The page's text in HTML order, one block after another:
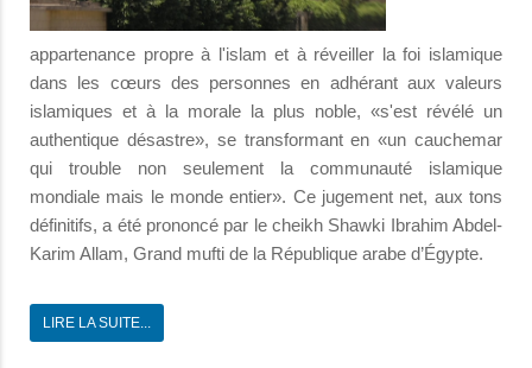
appartenance propre à l'islam et à réveiller la foi islamique
dans les cœurs des personnes en adhérant aux valeurs
islamiques et à la morale la plus noble, «s'est révélé un
authentique désastre», se transformant en «un cauchemar
qui trouble non seulement la communauté islamique
mondiale mais le monde entier». Ce jugement net, aux tons
définitifs, a été prononcé par le cheikh Shawki Ibrahim Abdel-
Karim Allam, Grand mufti de la République arabe d’Égypte.
LIRE LA SUITE...